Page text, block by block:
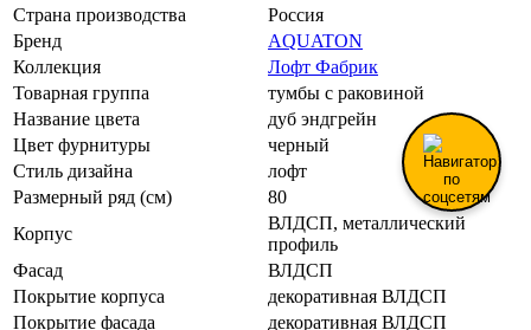
Страна производства
Россия
Бренд
AQUATON
Коллекция
Лофт Фабрик
Товарная группа
тумбы с раковиной
Название цвета
дуб эндгрейн
Цвет фурнитуры
черный
Стиль дизайна
лофт
Размерный ряд (см)
80
Корпус
ВЛДСП, металлический
профиль
Фасад
ВЛДСП
Покрытие корпуса
декоративная ВЛДСП
Покрытие фасада
декоративная ВЛДСП